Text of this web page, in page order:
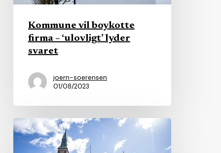
svaret
Kommune vil boykotte
firma – ‘ulovligt’ lyder
svaret
joern-soerensen
01/08/2023
Kommune
vil